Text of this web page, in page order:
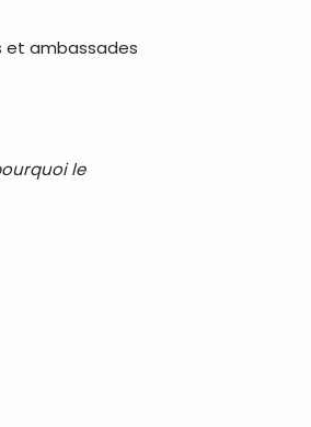
et ambassades
le